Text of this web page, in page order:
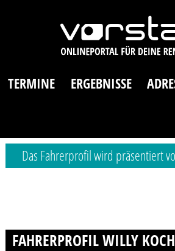
TERMINE ERGEBNISSE
Das Fahrerprofil wird präsentiert
FAHRERPROFIL WILLY KOCH